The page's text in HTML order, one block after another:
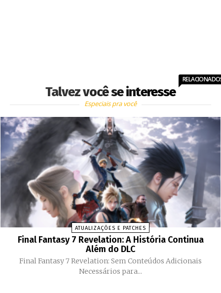
Talvez você se interesse
Especiais pra você
ATUALIZAÇÕES E PATCHES
Final Fantasy 7 Revelation: A História Continua
Além do DLC
Final Fantasy 7 Revelation: Sem Conteúdos Adicionais
Necessários para...